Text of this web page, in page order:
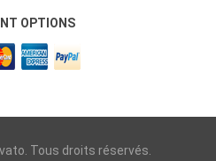
OPTIONS
Tous droits réservés.